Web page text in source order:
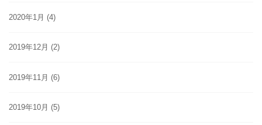
2020年1月 (4)
2019年12月 (2)
2019年11月 (6)
2019年10月 (5)